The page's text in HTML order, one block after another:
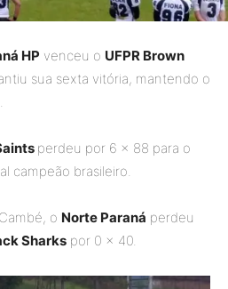
HP venceu o UFPR Brown
sua sexta vitória, mantendo o
perdeu por 6 x 88 para o
campeão brasileiro.
o Norte Paraná perdeu
Sharks por 0 x 40.